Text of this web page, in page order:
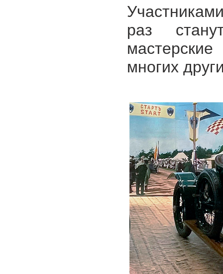
раз
многих